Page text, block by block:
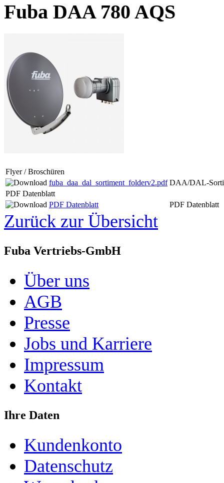
Fuba DAA 780 AQS
Flyer / Broschüren
fuba_daa_dal_sortiment_folderv2.pdf DAA/DAL-
PDF Datenblatt
PDF Datenblatt
PDF Datenblatt
Zurück zur Übersicht
Fuba Vertriebs-GmbH
Über uns
AGB
Presse
Jobs und Karriere
Impressum
Kontakt
Ihre Daten
Kundenkonto
Datenschutz